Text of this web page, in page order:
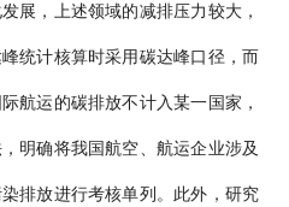
展，上述领域的减排压力较大，
统计核算时采用碳达峰口径，而
航运的碳排放不计入某一国家，
明确将我国航空、航运企业涉及
排放进行考核单列。此外，研究